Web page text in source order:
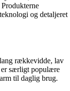
og detaljeret
rækkevidde, lav
er særligt populære
til daglig brug.